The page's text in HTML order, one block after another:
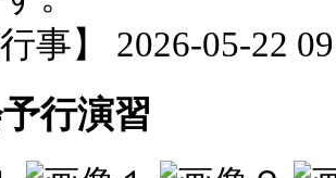
行事】 2026-05-22
行演習